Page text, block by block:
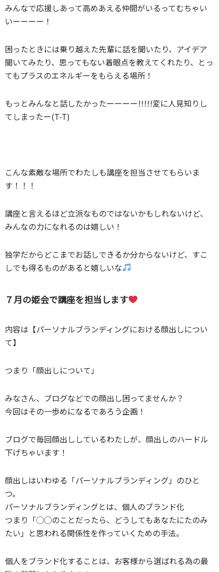
みんなで応援しあって高めあえる仲間がいるってむちゃい
いーーーー！
困ったときには乗り越えた先輩に話を聞いたり、アイデア
聞いてみたり、思ってもない着眼点を教えてくれたり、とっ
てもプラスのエネルギーをもらえる場所！
もっとみんなと話したかったーーーー!!!!!変に人見知りし
てしまったー(T-T)
こんな素敵な場所でわたしも講座を担当させてもらいま
す！！！
講座と言えるほど立派なものではないかもしれないけど、
みんなの力になれるのは嬉しい！
独学だからどこまでお話しできるか分からないけど、すこ
しでも得るものがあると嬉しいな
７月の姫会で講座を担当します
内容は【パーソナルブランディングにおける顔出しについ
て】
つまり「顔出しについて」
みなさん、ブログなどでの顔出し困ってませんか？
今回はその一歩めになるであろう企画！
ブログで毎回顔出ししているわたしが、顔出しのハードル
下げちゃいます！
顔出しはいわゆる「パーソナルブランディング」のひと
つ。
パーソナルブランディングとは、個人のブランド化
つまり「◯◯のことだったら、どうしてもあなたにたのみ
たい」と思われる関係性を作っていくための手法。
個人をブランド化することは、お客様から選ばれる為の最